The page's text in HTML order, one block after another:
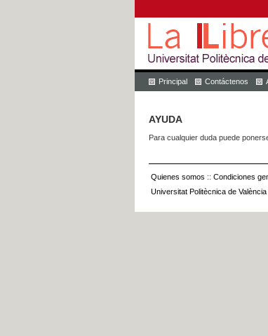
Principal Contáctenos
AYUDA
Para cualquier duda puede
Quienes somos :: Condiciones
Universitat Politècnica de